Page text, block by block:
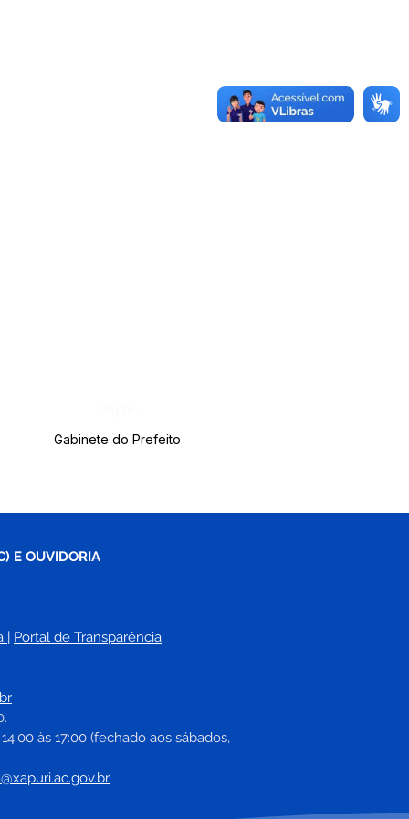
Gabinete do Prefeito
E OUVIDORIA
| Portal de Transparência
às 17:00 (fechado aos sábados,